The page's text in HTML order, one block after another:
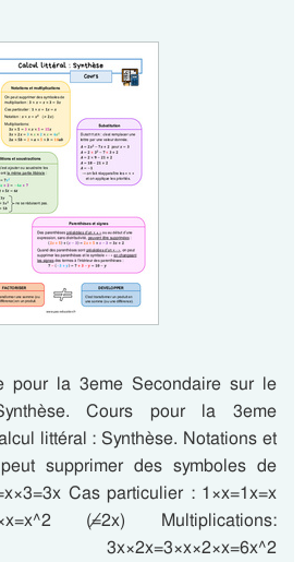
pour la 3eme Secondaire sur le
Cours pour la 3eme
littéral : Synthèse. Notations et
supprimer des symboles de
Cas particulier : 1×x=1x=x
(≠2x) Multiplications:
3x×2x=3×x×2×x=6x^2